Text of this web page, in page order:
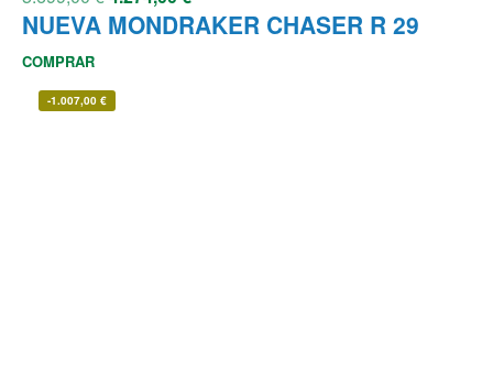
NUEVA MONDRAKER CHASER R 29
COMPRAR
-1.007,00 €